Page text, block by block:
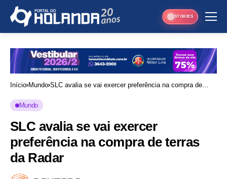
STORIES
Início Mundo SLC avalia se vai exercer preferência na compra de
Mundo
SLC avalia se vai exercer
preferência na compra de terras
da Radar